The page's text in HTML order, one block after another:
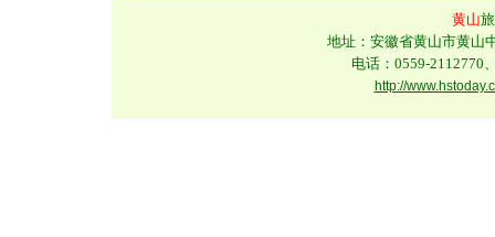
黄山
地址：安徽省黄山市黄山
电话：0559-2112770
http://